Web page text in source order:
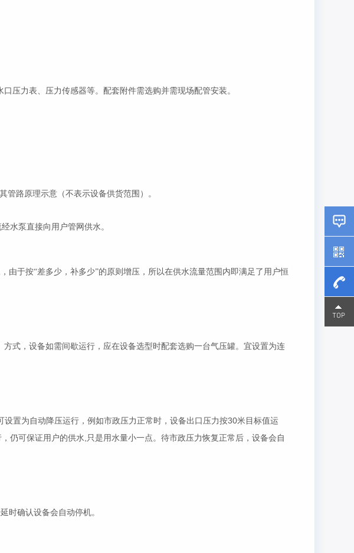
口压力表、压力传感器等。配套附件需选购并需现场配管安装。
路原理示意（不表示设备供货范围）。
水泵直接向用户管网供水。
于按“差多少，补多少”的原则增压，所以在供水流量范围内即满足了用户恒
式，设备如需间歇运行，应在设备选型时配套选购一台气压罐。宜设置为连
置为自动降压运行，例如市政压力正常时，设备出口压力按30米目标值运
仍可保证用户的供水 只是用水量小一点。待市政压力恢复正常后，设备会自
时确认设备会自动停机。